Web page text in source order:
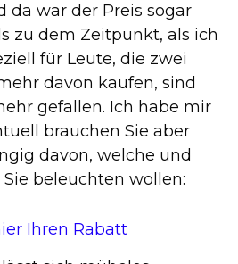
da war der Preis sogar
zu dem Zeitpunkt, als ich
für Leute, die zwei
davon kaufen, sind
gefallen. Ich habe mir
brauchen Sie aber
davon, welche und
beleuchten wollen:
Ihren Rabatt